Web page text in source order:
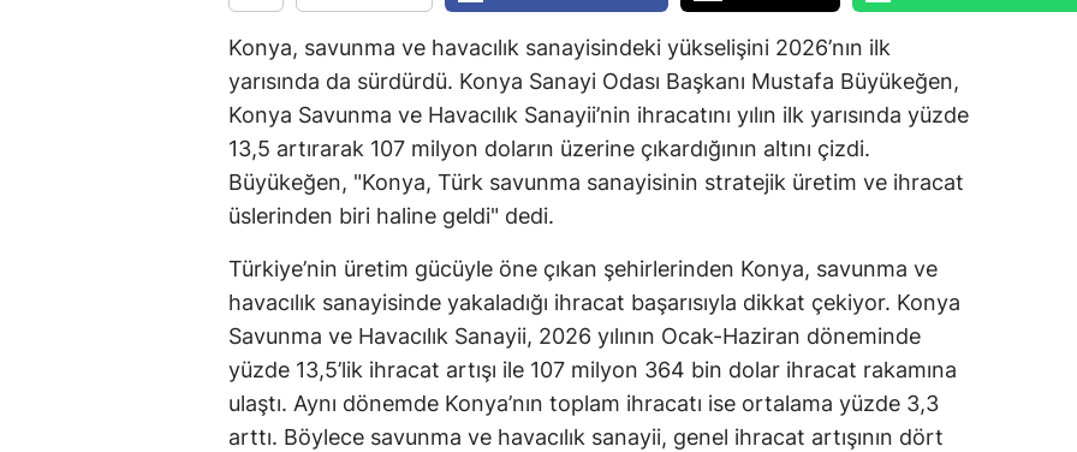
Konya, savunma ve havacılık sanayisindeki yükselişini 2026’nın ilk
yarısında da sürdürdü. Konya Sanayi Odası Başkanı Mustafa Büyükeğen,
Konya Savunma ve Havacılık Sanayii’nin ihracatını yılın ilk yarısında yüzde
13,5 artırarak 107 milyon doların üzerine çıkardığının altını çizdi.
Büyükeğen, "Konya, Türk savunma sanayisinin stratejik üretim ve ihracat
üslerinden biri haline geldi" dedi.
Türkiye’nin üretim gücüyle öne çıkan şehirlerinden Konya, savunma ve
havacılık sanayisinde yakaladığı ihracat başarısıyla dikkat çekiyor. Konya
Savunma ve Havacılık Sanayii, 2026 yılının Ocak-Haziran döneminde
yüzde 13,5’lik ihracat artışı ile 107 milyon 364 bin dolar ihracat rakamına
ulaştı. Aynı dönemde Konya’nın toplam ihracatı ise ortalama yüzde 3,3
arttı. Böylece savunma ve havacılık sanayii, genel ihracat artışının dört